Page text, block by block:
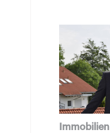
Immobilien